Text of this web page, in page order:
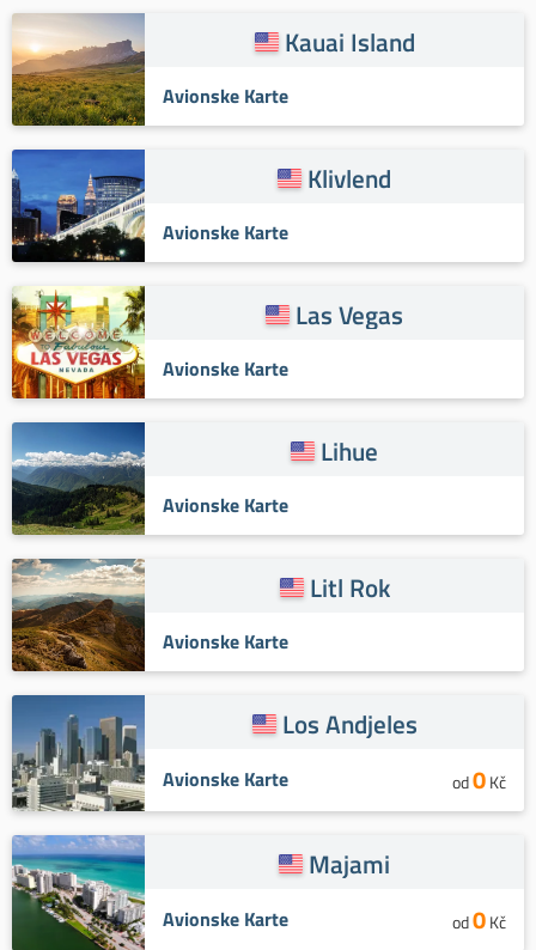
Kauai Island
Avionske Karte
Klivlend
Avionske Karte
Las Vegas
Avionske Karte
Lihue
Avionske Karte
Litl Rok
Avionske Karte
Los Andjeles
Avionske Karte od0Kč
Majami
Avionske Karte od0Kč